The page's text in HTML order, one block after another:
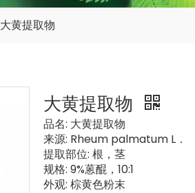
大黄提取物
大黄提取物
品名: 大黄提取物
来源: Rheum palmatum L．
提取部位: 根，茎
规格: 9%蒽醌，10:1
外观: 棕黄色粉末